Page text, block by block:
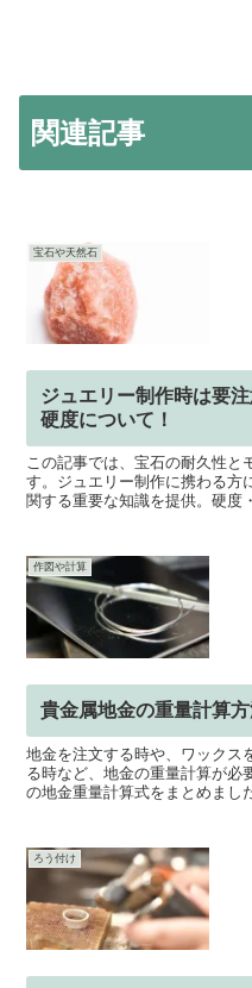
関連記事
宝石や天然石
ジュエリー制作時は要
硬度について！
この記事では、宝石の耐久性と
す。ジュエリー制作に携わる方
関する重要な知識を提供。硬度
作図や計算
貴金属地金の重量計算
地金を注文する時や、ワックス
る時など、地金の重量計算が必
の地金重量計算式をまとめまし
ろう付け